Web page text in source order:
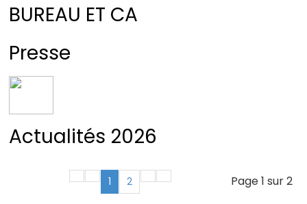
BUREAU ET CA
Presse
Actualités 2026
Page 1 sur 2
1 2